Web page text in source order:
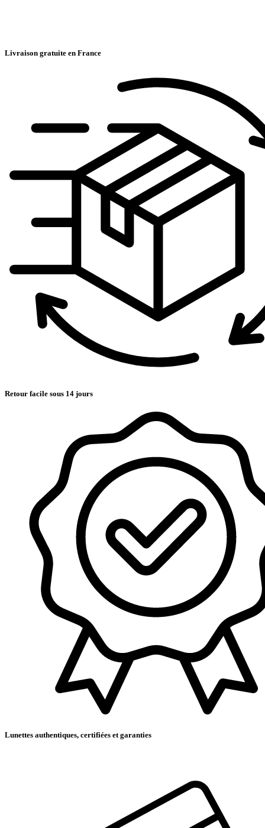
Livraison gratuite en France
Retour facile sous 14 jours
Lunettes authentiques, certifiées et garanties